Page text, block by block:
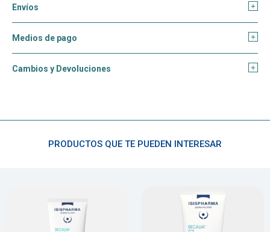
Envíos
Medios de pago
Cambios y Devoluciones
PRODUCTOS QUE TE PUEDEN INTERESAR